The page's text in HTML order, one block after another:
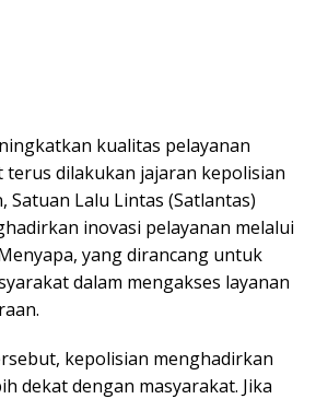
kualitas pelayanan
terus dilakukan jajaran kepolisian
Satuan Lalu Lintas (Satlantas)
inovasi pelayanan melalui
yang dirancang untuk
dalam mengakses layanan
kepolisian menghadirkan
dekat dengan masyarakat. Jika